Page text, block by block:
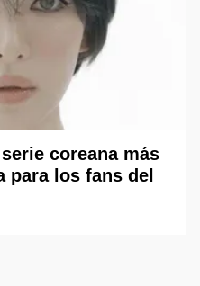
coreana más
para los fans del